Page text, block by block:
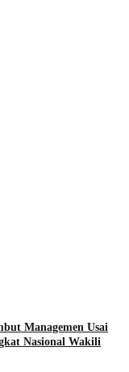
Managemen Usai
Nasional Wakili